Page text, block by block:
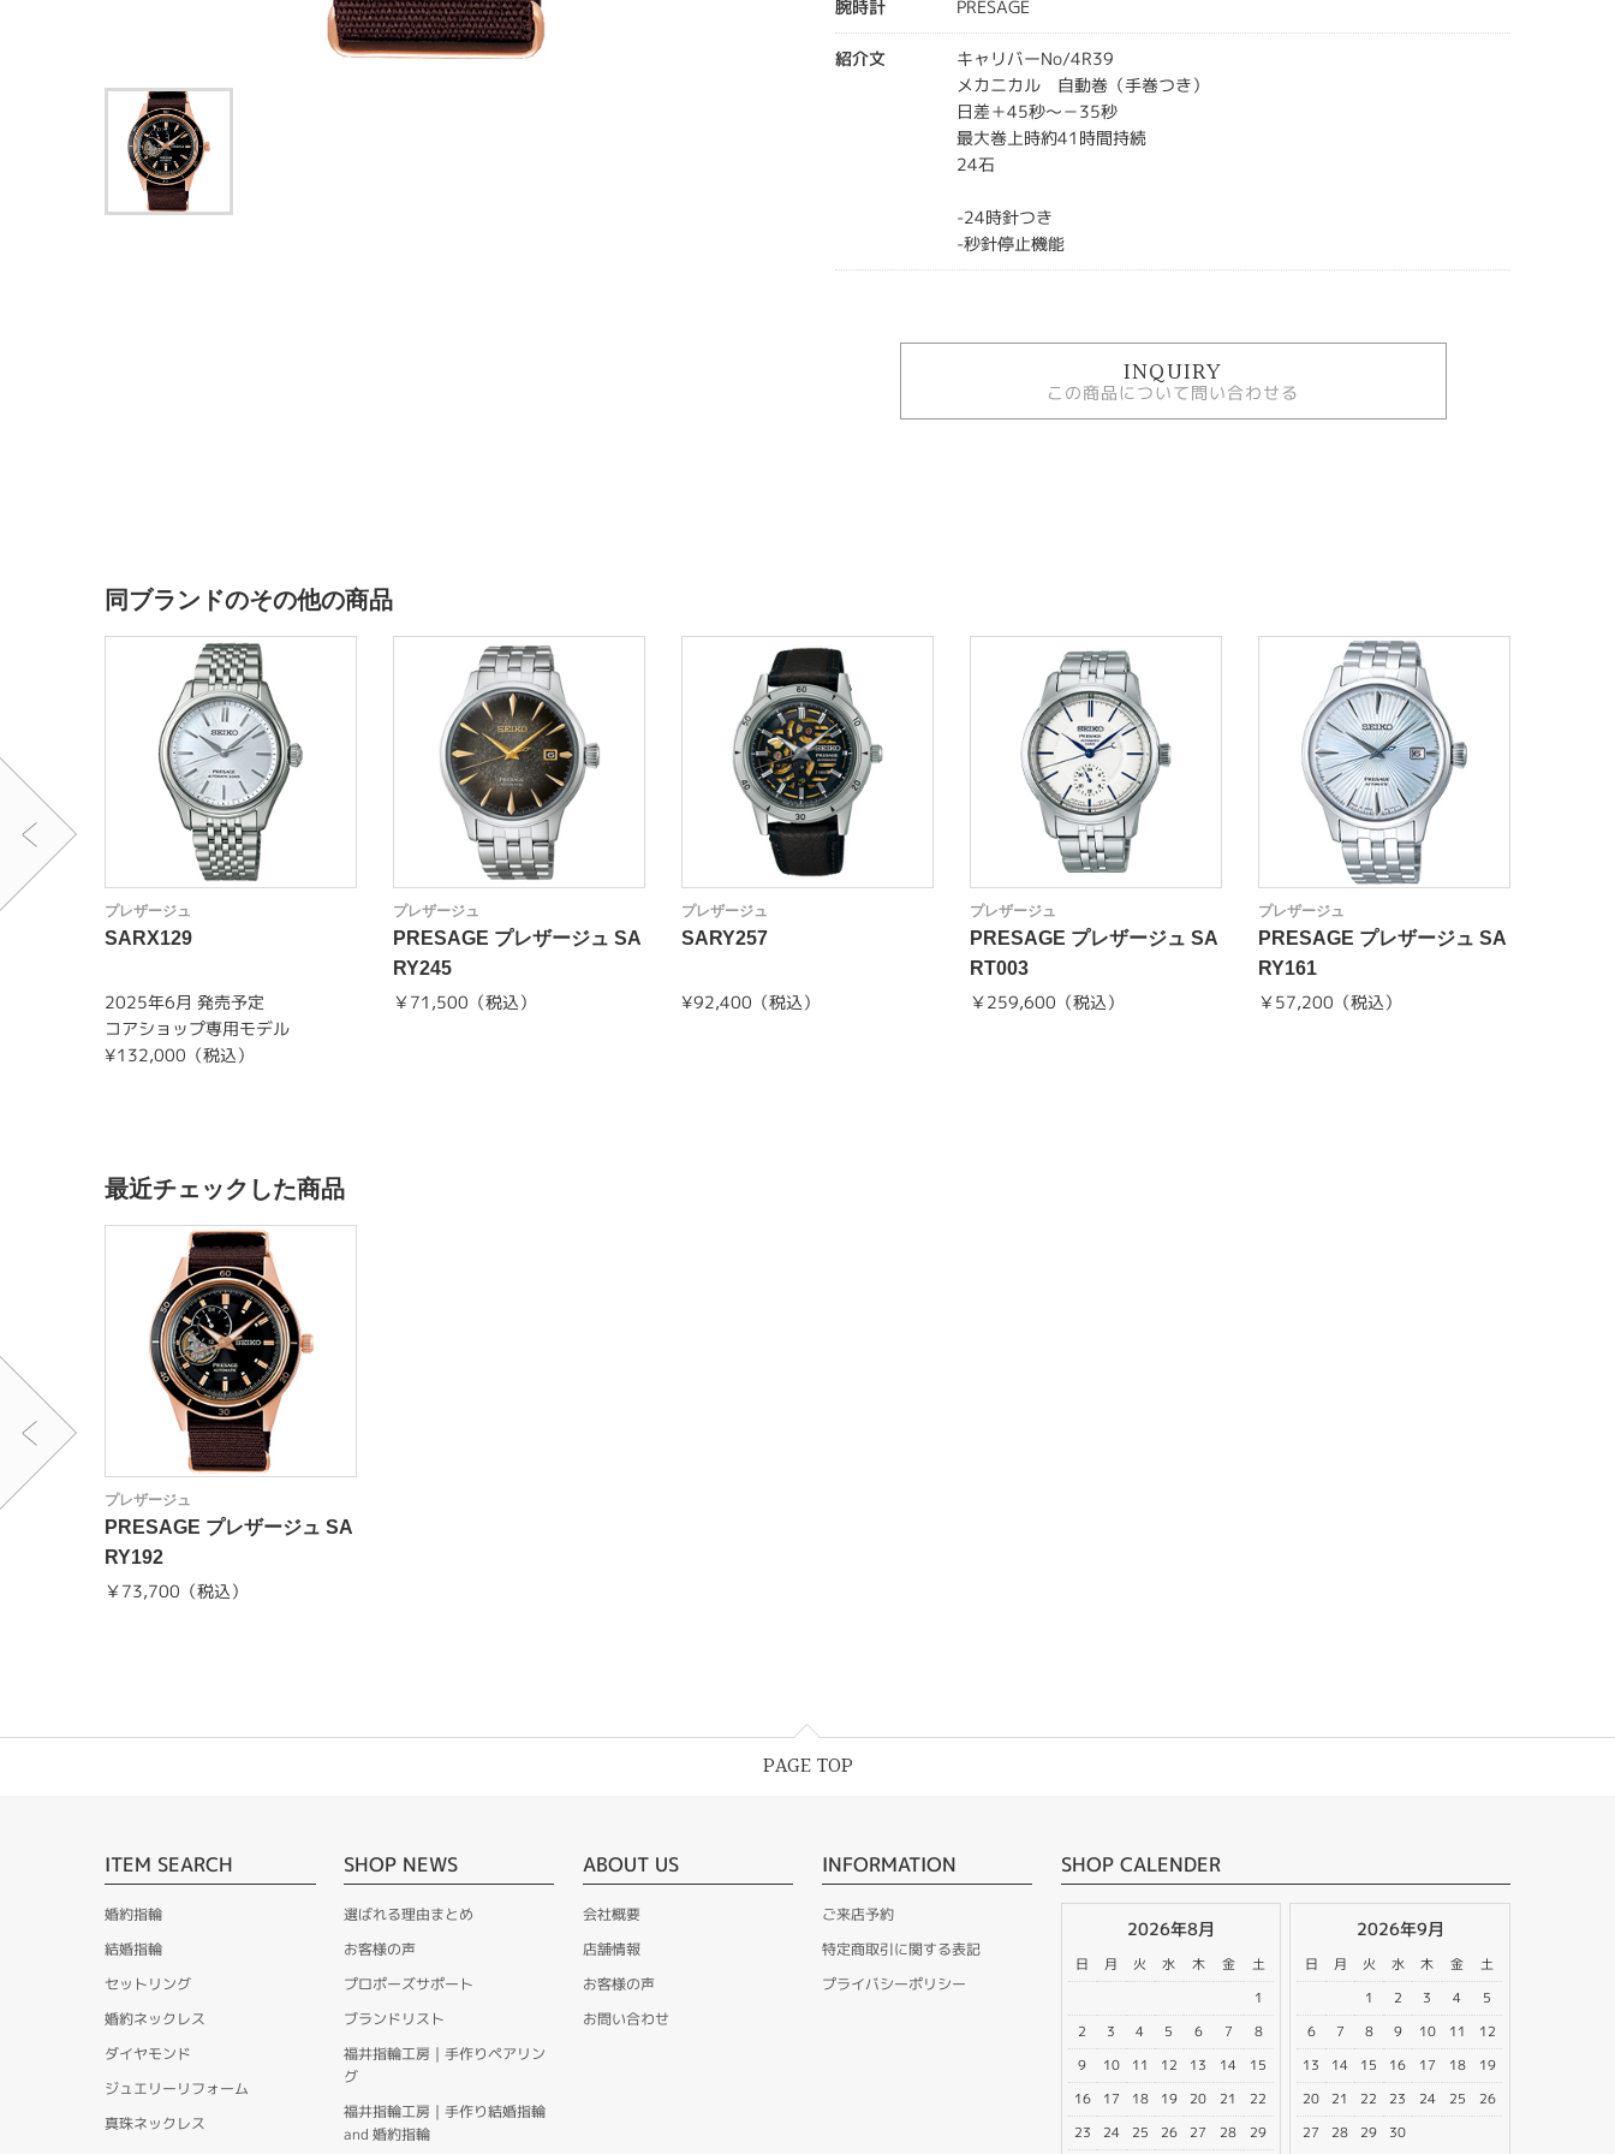
腕時計 PRESAGE
紹介文
キャリバーNo/4R39
メカニカル 自動巻（手巻つき）
日差＋45秒～－35秒
最大巻上時約41時間持続
24石
-24時針つき
-秒針停止機能
INQUIRY
この商品について問い合わせる
同ブランドのその他の商品
プレザージュ
SARX129
2025年6月 発売予定
コアショップ専用モデル
¥132,000（税込）
プレザージュ
PRESAGE プレザージュ SA
RY245
￥71,500（税込）
プレザージュ
SARY257
¥92,400（税込）
プレザージュ
PRESAGE プレザージュ SA
RT003
￥259,600（税込）
プレザージュ
PRESAGE プレザージュ SA
RY161
￥57,200（税込）
最近チェックした商品
プレザージュ
PRESAGE プレザージュ SA
RY192
￥73,700（税込）
PAGE TOP
ITEM SEARCH
婚約指輪
結婚指輪
セットリング
婚約ネックレス
ダイヤモンド
ジュエリーリフォーム
真珠ネックレス
SHOP NEWS
選ばれる理由まとめ
お客様の声
プロポーズサポート
ブランドリスト
福井指輪工房｜手作りペアリン
グ
福井指輪工房｜手作り結婚指輪
and 婚約指輪
ABOUT US
会社概要
店舗情報
お客様の声
お問い合わせ
INFORMATION
ご来店予約
特定商取引に関する表記
プライバシーポリシー
SHOP CALENDER
2026年8月
日 月 火 水 木 金
土
1
2
3 4 5 6 7
8
9
10 11 12 13 14
15
16
17 18 19 20 21
22
23
24 25 26 27 28 29
2026年9月
日 月 火 水 木 金
土
1
2 3 4
5
6
7 8 9 10 11
12
13
14 15 16 17 18
19
20
21 22 23 24 25
26
27
28 29 30